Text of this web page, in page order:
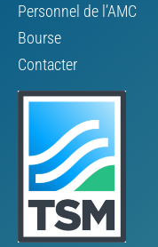
Personnel de l’AMC
Bourse
Contacter